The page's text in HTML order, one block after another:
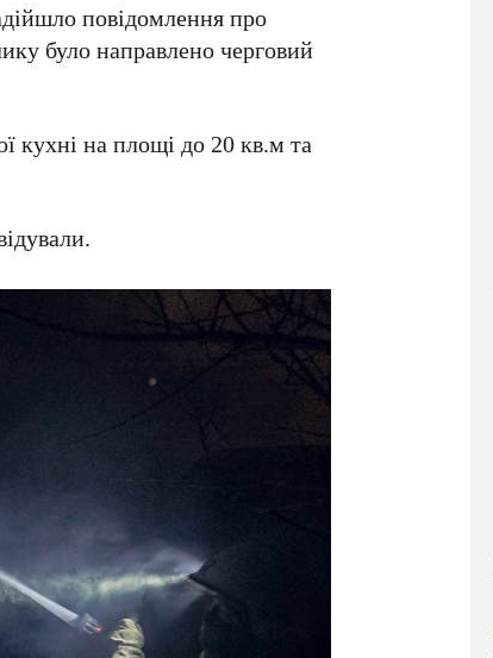
повідомлення про
було направлено черговий
кухні на площі до 20 кв.м та